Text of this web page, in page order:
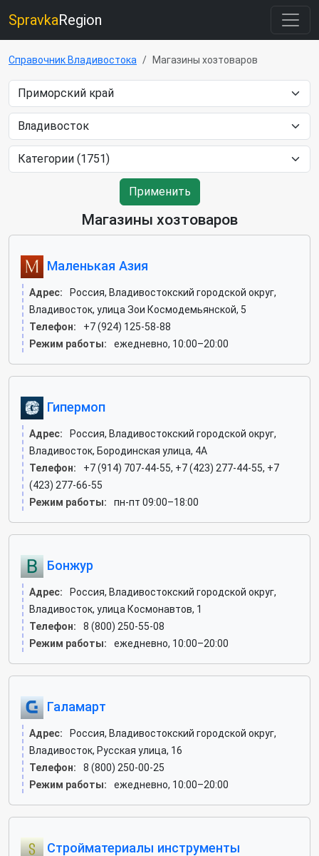
SpravkaRegion
Справочник Владивостока Магазины хозтоваров
Применить
Магазины хозтоваров
Маленькая Азия
Адрес:
Россия, Владивостокский городской округ,
Владивосток, улица Зои Космодемьянской, 5
Телефон:
+7 (924) 125-58-88
Режим работы:
ежедневно, 10:00–20:00
Гипермоп
Адрес:
Россия, Владивостокский городской округ,
Владивосток, Бородинская улица, 4А
Телефон:
+7 (914) 707-44-55, +7 (423) 277-44-55, +7
(423) 277-66-55
Режим работы:
пн-пт 09:00–18:00
Бонжур
Адрес:
Россия, Владивостокский городской округ,
Владивосток, улица Космонавтов, 1
Телефон:
8 (800) 250-55-08
Режим работы:
ежедневно, 10:00–20:00
Галамарт
Адрес:
Россия, Владивостокский городской округ,
Владивосток, Русская улица, 16
Телефон:
8 (800) 250-00-25
Режим работы:
ежедневно, 10:00–20:00
Стройматериалы инструменты